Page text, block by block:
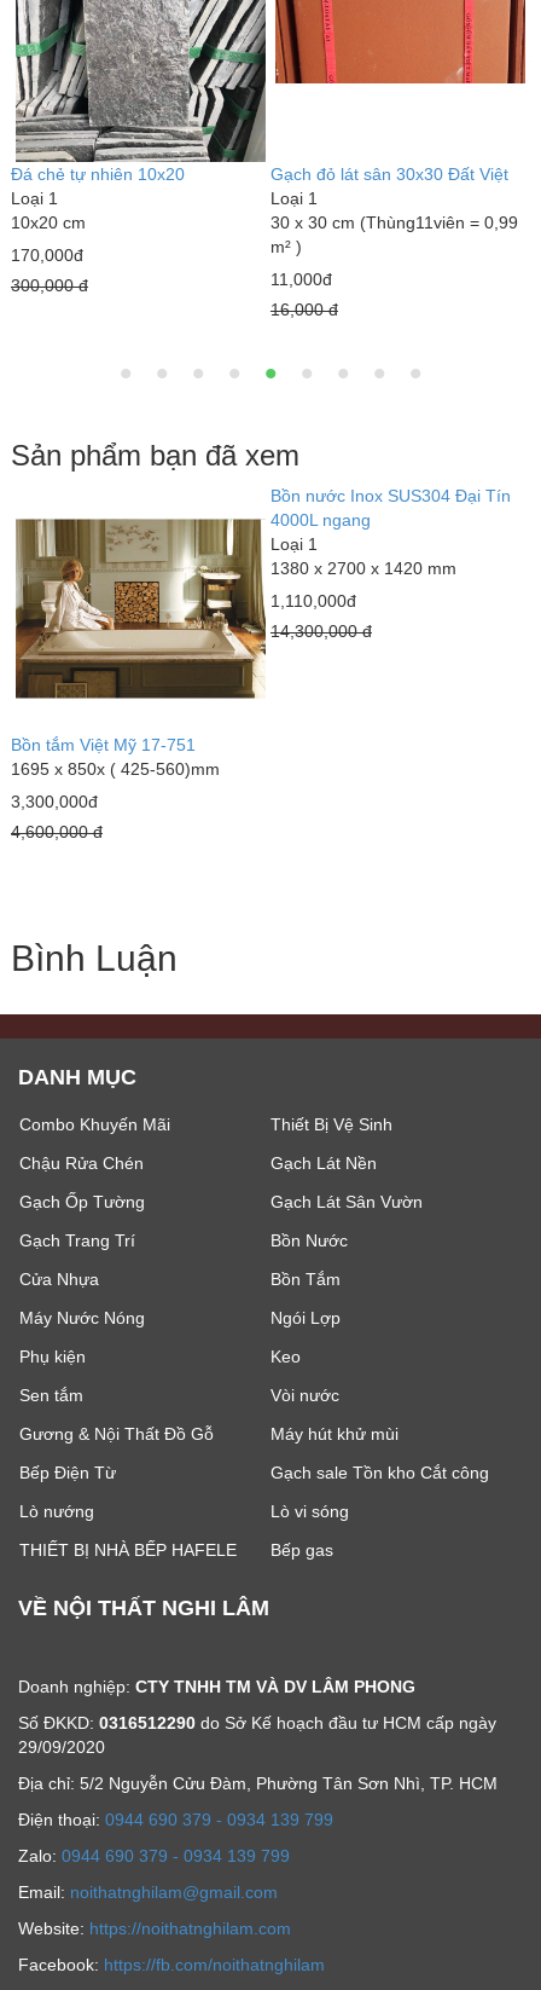
Đá chẻ tự nhiên 10x20
Loại 1
10x20 cm
170,000đ
300,000 đ
Gạch đỏ lát sân 30x30 Đất Việt
Loại 1
30 x 30 cm (Thùng11viên = 0,99
m² )
11,000đ
16,000 đ
Sản phẩm bạn đã xem
Bồn tắm Việt Mỹ 17-751
1695 x 850x ( 425-560)mm
3,300,000đ
4,600,000 đ
Bồn nước Inox SUS304 Đại Tín
4000L ngang
Loại 1
1380 x 2700 x 1420 mm
1,110,000đ
14,300,000 đ
Bình Luận
DANH MỤC
Combo Khuyến Mãi
Thiết Bị Vệ Sinh
Chậu Rửa Chén
Gạch Lát Nền
Gạch Ốp Tường
Gạch Lát Sân Vườn
Gạch Trang Trí
Bồn Nước
Cửa Nhựa
Bồn Tắm
Máy Nước Nóng
Ngói Lợp
Phụ kiện
Keo
Sen tắm
Vòi nước
Gương & Nội Thất Đồ Gỗ
Máy hút khử mùi
Bếp Điện Từ
Gạch sale Tồn kho Cắt công
Lò nướng
Lò vi sóng
THIẾT BỊ NHÀ BẾP HAFELE
Bếp gas
VỀ NỘI THẤT NGHI LÂM
Doanh nghiệp: CTY TNHH TM VÀ DV LÂM PHONG
Số ĐKKD: 0316512290 do Sở Kế hoạch đầu tư HCM cấp ngày
29/09/2020
Địa chỉ: 5/2 Nguyễn Cửu Đàm, Phường Tân Sơn Nhì, TP. HCM
Ðiện thoại: 0944 690 379 - 0934 139 799
Zalo: 0944 690 379 - 0934 139 799
Email: noithatnghilam@gmail.com
Website: https://noithatnghilam.com
Facebook: https://fb.com/noithatnghilam